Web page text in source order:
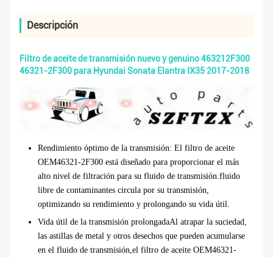
Descripción
Filtro de aceite de transmisión nuevo y genuino 463212F300
46321-2F300 para Hyundai Sonata Elantra IX35 2017-2018
Rendimiento óptimo de la transmisión: El filtro de aceite
OEM46321-2F300 está diseñado para proporcionar el más
alto nivel de filtración para su fluido de transmisión.fluido
libre de contaminantes circula por su transmisión,
optimizando su rendimiento y prolongando su vida útil.
Vida útil de la transmisión prolongadaAl atrapar la suciedad,
las astillas de metal y otros desechos que pueden acumularse
en el fluido de transmisión,el filtro de aceite OEM46321-